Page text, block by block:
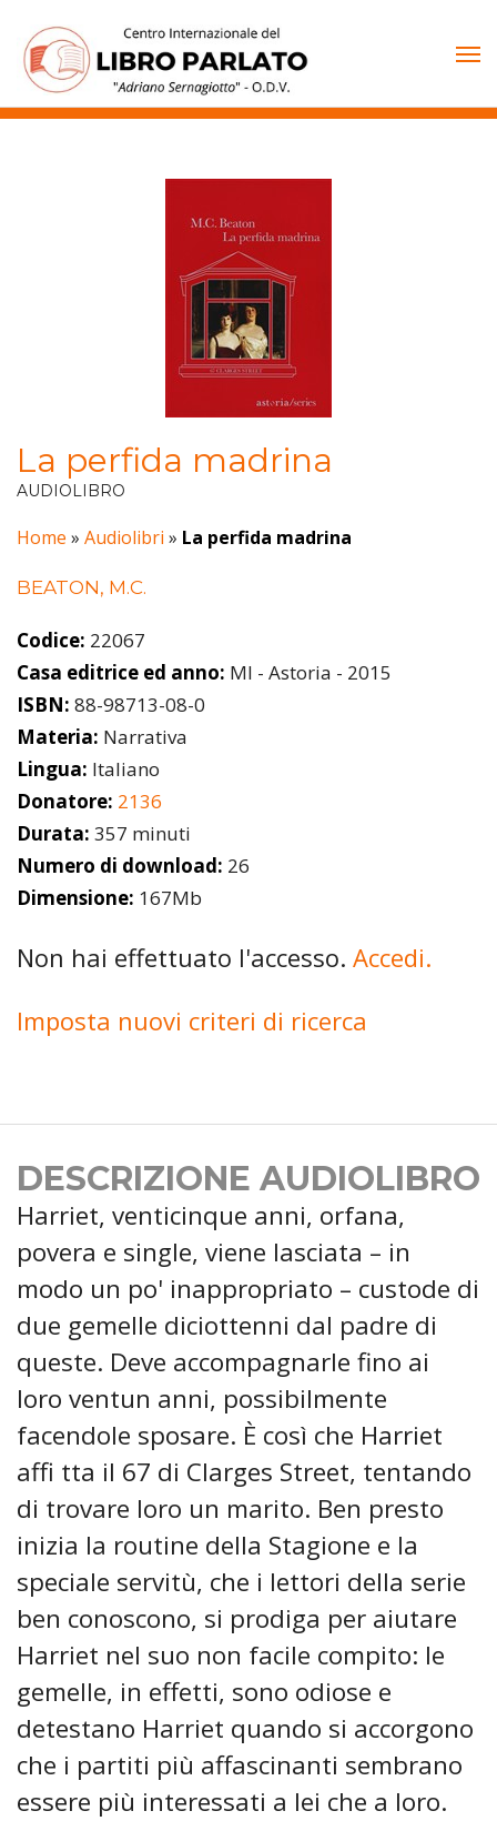
contenuto
La perfida madrina
AUDIOLIBRO
Home » Audiolibri » La perfida madrina
BEATON, M.C.
Codice: 22067
Casa editrice ed anno: MI - Astoria - 2015
ISBN: 88-98713-08-0
Materia: Narrativa
Lingua: Italiano
Donatore: 2136
Durata: 357 minuti
Numero di download: 26
Dimensione: 167Mb
Non hai effettuato l'accesso. Accedi.
Imposta nuovi criteri di ricerca
DESCRIZIONE AUDIOLIBRO
Harriet, venticinque anni, orfana,
povera e single, viene lasciata – in
modo un po' inappropriato – custode di
due gemelle diciottenni dal padre di
queste. Deve accompagnarle fino ai
loro ventun anni, possibilmente
facendole sposare. È così che Harriet
affi tta il 67 di Clarges Street, tentando
di trovare loro un marito. Ben presto
inizia la routine della Stagione e la
speciale servitù, che i lettori della serie
ben conoscono, si prodiga per aiutare
Harriet nel suo non facile compito: le
gemelle, in effetti, sono odiose e
detestano Harriet quando si accorgono
che i partiti più affascinanti sembrano
essere più interessati a lei che a loro.